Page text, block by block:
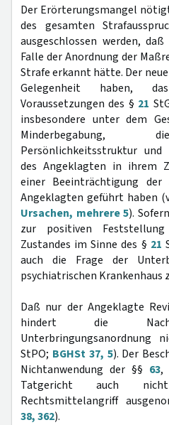
Der Erörterungsmangel
des gesamten
ausgeschlossen werden,
Falle der Anordnung der
Strafe erkannt hätte. Der
Gelegenheit haben,
Voraussetzungen des § 21
insbesondere unter dem
Minderbegabung,
Persönlichkeitsstruktur
des Angeklagten in ihrem
einer Beeinträchtigung der
Angeklagten geführt haben
Ursachen, mehrere 5).
zur positiven Feststellung
Zustandes im Sinne des § 21
auch die Frage der
psychiatrischen Krankenhaus
Daß nur der Angeklagte
hindert die
Unterbringungsanordnung
StPO; BGHSt 37, 5). Der
Nichtanwendung der §§ 63,
Tatgericht auch
Rechtsmittelangriff
38, 362).